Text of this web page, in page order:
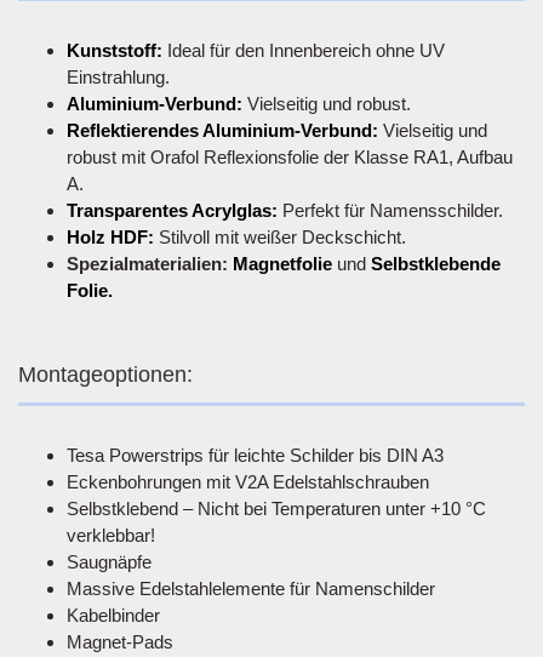
Kunststoff: Ideal für den Innenbereich ohne UV
Einstrahlung.
Aluminium-Verbund: Vielseitig und robust.
Reflektierendes Aluminium-Verbund: Vielseitig und
robust mit Orafol Reflexionsfolie der Klasse RA1, Aufbau
A.
Transparentes Acrylglas: Perfekt für Namensschilder.
Holz HDF: Stilvoll mit weißer Deckschicht.
Spezialmaterialien: Magnetfolie und Selbstklebende
Folie.
Montageoptionen:
Tesa Powerstrips für leichte Schilder bis DIN A3
Eckenbohrungen mit V2A Edelstahlschrauben
Selbstklebend – Nicht bei Temperaturen unter +10 °C
verklebbar!
Saugnäpfe
Massive Edelstahlelemente für Namenschilder
Kabelbinder
Magnet-Pads